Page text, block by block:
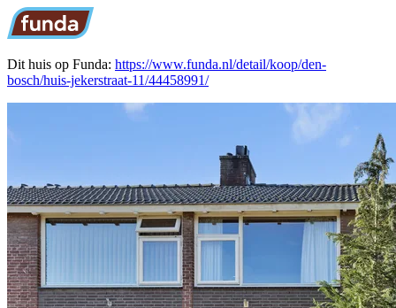
Dit huis op Funda: https://www.funda.nl/detail/koop/den-
bosch/huis-jekerstraat-11/44458991/